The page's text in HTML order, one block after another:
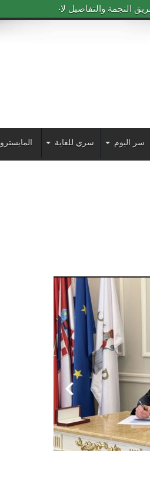
النجمة والتفاصيل لاحقاً
سر اليوم سري للغاية المايسترو